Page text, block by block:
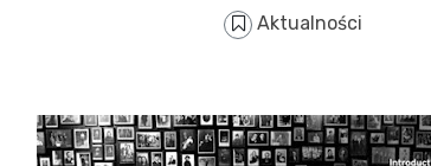
Aktualności